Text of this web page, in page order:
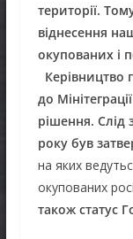
території.
віднесення
окупованих і
Керівництво
до
рішення.
року був
на яких
окупованих
також статус